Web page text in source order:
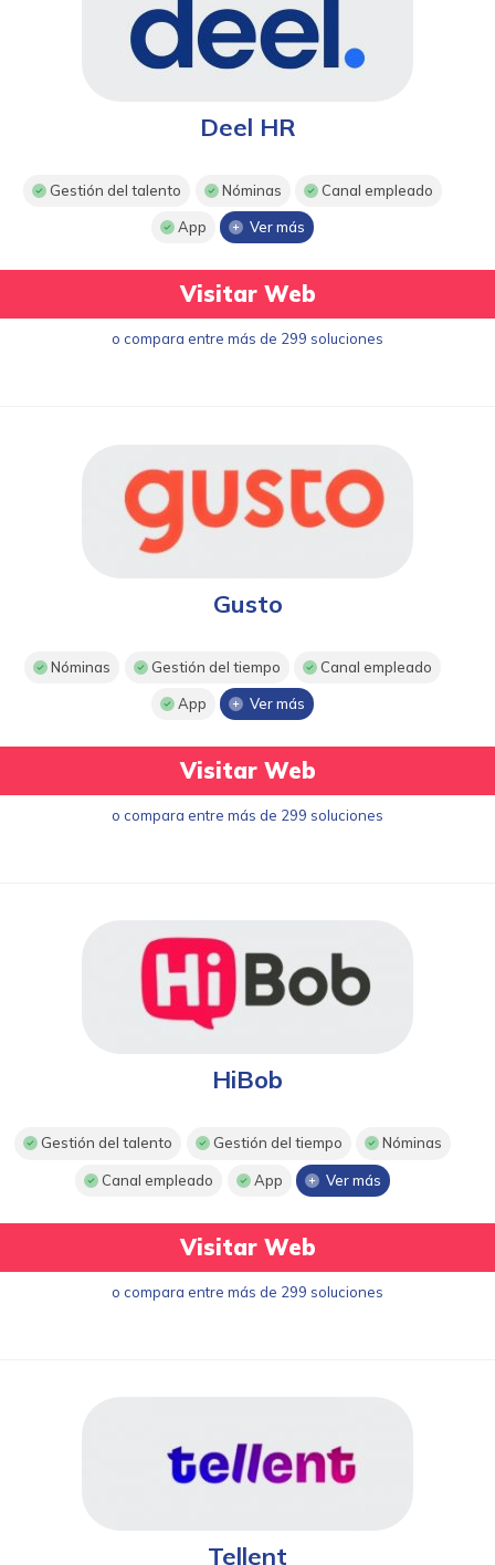
Deel HR
Gestión del talento Nóminas Canal empleado
App Ver más
Visitar Web
o compara entre más de 299 soluciones
Gusto
Nóminas Gestión del tiempo Canal empleado
App Ver más
Visitar Web
o compara entre más de 299 soluciones
HiBob
Gestión del talento Gestión del tiempo Nóminas
Canal empleado App Ver más
Visitar Web
o compara entre más de 299 soluciones
Tellent